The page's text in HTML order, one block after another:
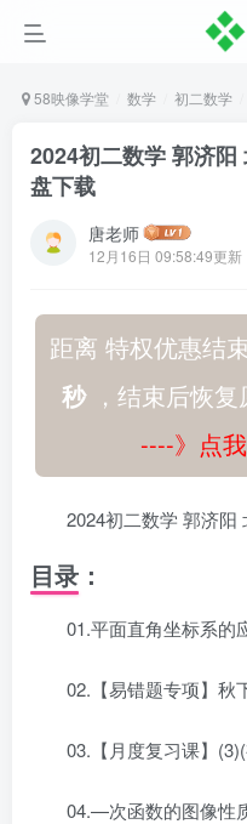
58映像学堂 数学 初二数学
2024初二数学 郭济
盘下载
唐老师
12月16日 09:58:49更新
距离 特权优惠结
秒，结束后恢复
----》点
2024初二数学 郭济阳
目录：
01.平面直角坐标系的
02.【易错题专项】秋
03.【月度复习课】
04.—次函数的图像性